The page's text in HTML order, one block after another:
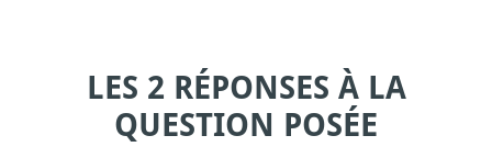
LES 2 RÉPONSES À LA
QUESTION POSÉE